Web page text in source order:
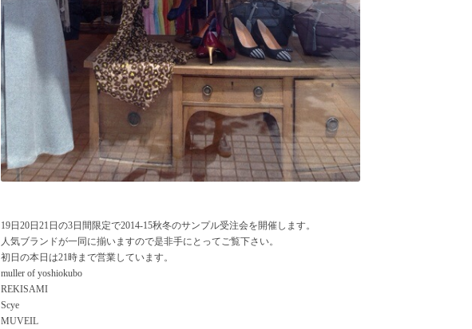
19日20日21日の3日間限定で2014-15秋冬のサンプル受注会を開催します。
人気ブランドが一同に揃いますので是非手にとってご覧下さい。
初日の本日は21時まで営業しています。
muller of yoshiokubo
REKISAMI
Scye
MUVEIL